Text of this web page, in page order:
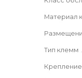
Материал
Тип клемм
Крепление